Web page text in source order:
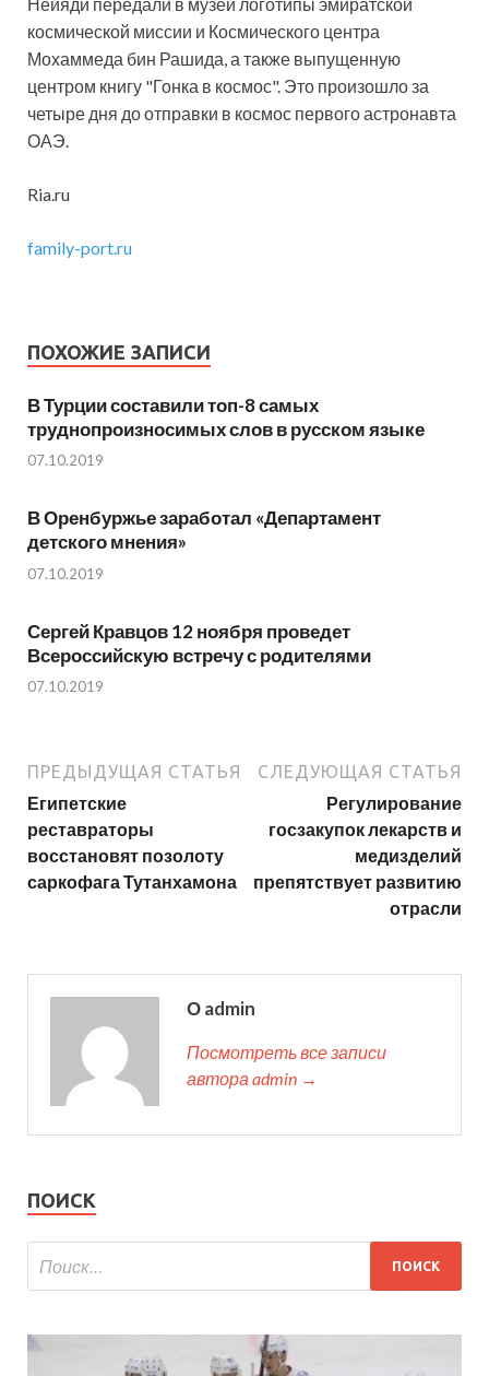
космической миссии и Космического центра
Мохаммеда бин Рашида, а также выпущенную
центром книгу "Гонка в космос". Это произошло за
четыре дня до отправки в космос первого астронавта
ОАЭ.
Ria.ru
family-port.ru
ПОХОЖИЕ ЗАПИСИ
В Турции составили топ-8 самых
труднопроизносимых слов в русском языке
07.10.2019
В Оренбуржье заработал «Департамент
детского мнения»
07.10.2019
Сергей Кравцов 12 ноября проведет
Всероссийскую встречу с родителями
07.10.2019
ПРЕДЫДУЩАЯ СТАТЬЯ
Египетские
реставраторы
восстановят позолоту
саркофага Тутанхамона
СЛЕДУЮЩАЯ СТАТЬЯ
Регулирование
госзакупок лекарств и
медизделий
препятствует развитию
отрасли
О admin
Посмотреть все записи
автора admin →
ПОИСК